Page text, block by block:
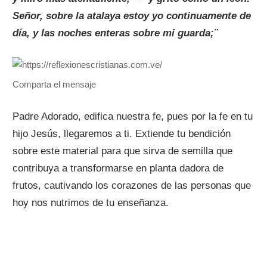
Señor, sobre la atalaya estoy yo continuamente de
día, y las noches enteras sobre mi guarda;¨
Comparta el mensaje
Padre Adorado, edifica nuestra fe, pues por la fe en tu
hijo Jesús, llegaremos a ti. Extiende tu bendición
sobre este material para que sirva de semilla que
contribuya a transformarse en planta dadora de
frutos, cautivando los corazones de las personas que
hoy nos nutrimos de tu enseñanza.